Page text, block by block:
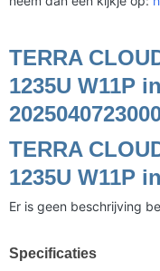
TERRA
1235U W11P
TERRA
1235U W11P
Er is geen beschrijving
Specificaties